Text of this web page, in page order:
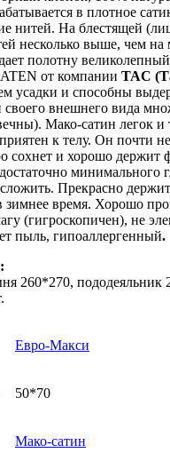
в плотное
нитей. На блестящей
несколько выше, чем на
полотну
от компании TAC
усадки и способны
внешнего вида
Мако-сатин легок и
к телу. Он почти
сохнет и хорошо держит
минимального
Прекрасно
зимнее время. Хорошо
(гигроскопичен), не
пыль, гипоаллергенный.
260*270, пододеяльник
Евро-Макси
50*70
Мако-сатин